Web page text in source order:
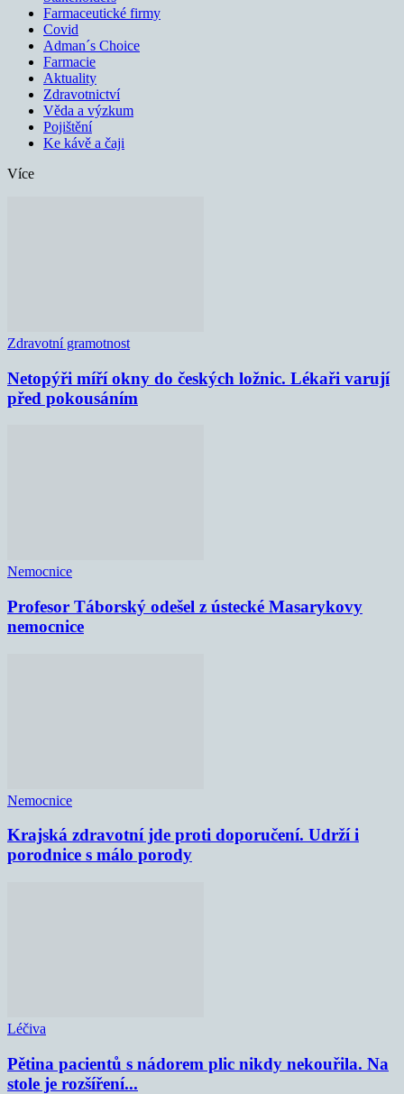
Farmaceutické firmy
Covid
Adman´s Choice
Farmacie
Aktuality
Zdravotnictví
Věda a výzkum
Pojištění
Ke kávě a čaji
Více
Zdravotní gramotnost
Netopýři míří okny do českých ložnic. Lékaři varují
před pokousáním
Nemocnice
Profesor Táborský odešel z ústecké Masarykovy
nemocnice
Nemocnice
Krajská zdravotní jde proti doporučení. Udrží i
porodnice s málo porody
Léčiva
Pětina pacientů s nádorem plic nikdy nekouřila. Na
stole je rozšíření...